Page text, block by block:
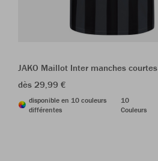
JAKO Maillot Inter manches courtes
dès 29,99 €
disponible en 10 couleurs
différentes
10
Couleurs